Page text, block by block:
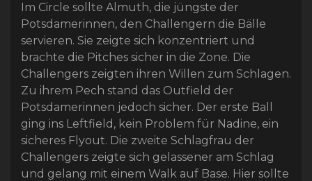
Im Circle sollte Almuth, die jüngste der
Potsdamerinnen, den Challengern die Bälle
servieren. Sie zeigte sich konzentriert und
brachte die Pitches sicher in die Zone. Die
Challengers zeigten ihren Willen zum Schlagen.
Zu ihrem Pech stand das Outfield der
Potsdamerinnen jedoch sicher. Der erste Ball
ging ins Leftfield, kein Problem für Nadine, ein
sicheres Flyout. Die zweite Schlagfrau der
Challengers zeigte sich gelassener am Schlag
und gelang mit einem Walk auf Base. Hier sollte